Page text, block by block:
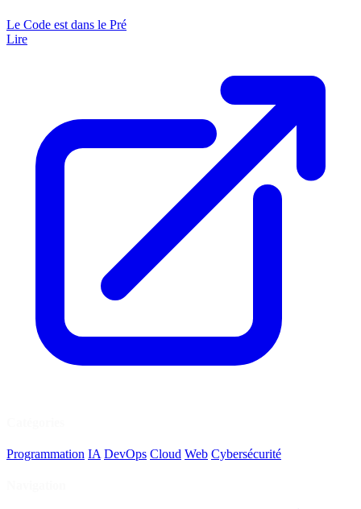
Le Code est dans le Pré
Lire
Programmation IA DevOps Cloud Web Cybersécurité